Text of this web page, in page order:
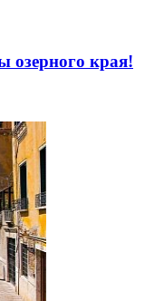
озерного края!